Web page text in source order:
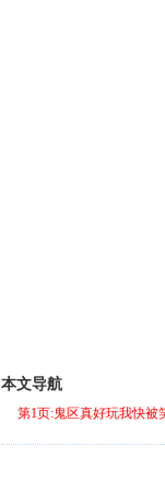
本文导航
第1页:鬼区真好玩我快被